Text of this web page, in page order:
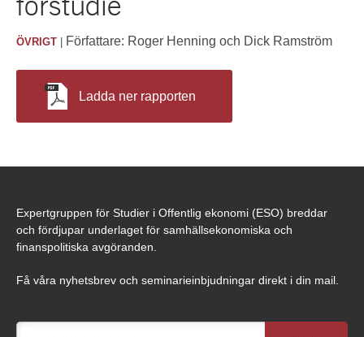
SKRIVA TILL ESO
OM ESO
ESO:s uppdrag
Historik
KONTAKT
ÖVRIGT Författare: Roger Henning och Dick Ramström
Ladda ner rapporten
Expertgruppen för Studier i Offentlig ekonomi (ESO) breddar
och fördjupar underlaget för samhällsekonomiska och
finanspolitiska avgöranden.
Få våra nyhetsbrev och seminarieinbjudningar direkt i din mail.